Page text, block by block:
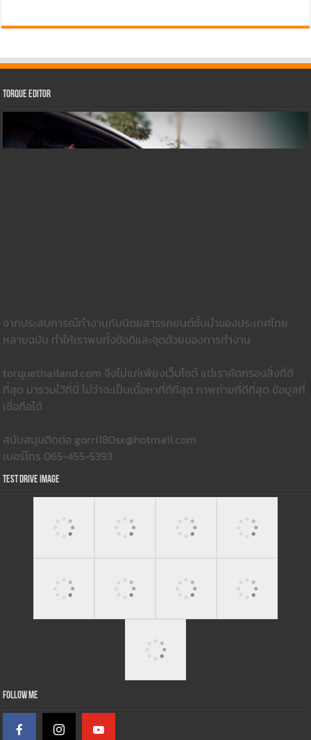
Torque Editor
จากประสบการณ์ทำงานกับนิตยสารรถยนต์ชั้นนำของประเทศไทย
หลายฉบับ ทำให้เราพบทั้งข้อดีและจุดด้วยของการทำงาน
torquethailand.com จึงไม่แค่เพียงเว็บไซต์ แต่เราคัดกรองสิ่งที่ดี
ที่สุด มารวมใว้ที่นี่ ไม่ว่าจะเป็นเนื้อหาที่ดีที่สุด ภาพถ่ายที่ดีที่สุด ข้อมูลที่
เชื่อถือได้
สนับสนุนติดต่อ gorri180sx@hotmail.com
เบอร์โทร 065-455-5393
Test Drive Image
Follow Me